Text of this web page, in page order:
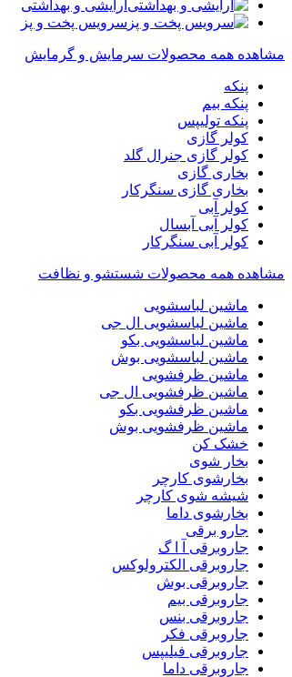
آرایشی و بهداشتی
سرویس پخت و پز
مشاهده همه محصولات سرمایش و گرمایش
پنکه
پنکه بیم
پنکه تولیپس
کولر گازی
کولر گازی جنرال گلد
بخاری گازی
بخاری گازی سنگرکار
کولر آبی
کولر آبی آبسال
کولر آبی سنگرکار
مشاهده همه محصولات شستشو و نظافت
ماشین لباسشویی
ماشین لباسشویی ال جی
ماشین لباسشویی بکو
ماشین لباسشویی بوش
ماشین ظرفشویی
ماشین ظرفشویی ال جی
ماشین ظرفشویی بکو
ماشین ظرفشویی بوش
خشک کن
بخار شوی
بخارشوی کارچر
شیشه شوی کارچر
بخارشوی داما
جارو برقی
جاروبرقی آ ا گ
جاروبرقی الکترولوکس
جاروبرقی بوش
جاروبرقی بیم
جاروبرقی بنس
جاروبرقی فکر
جاروبرقی فیلیپس
جاروبرقی داما